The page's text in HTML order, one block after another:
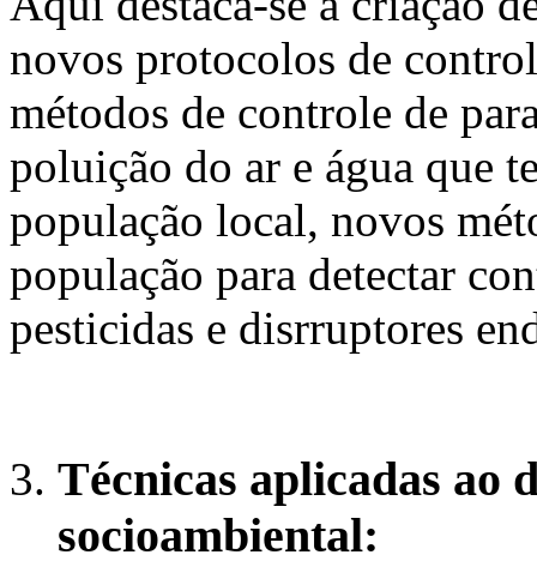
novos protocolos de
métodos de controle de
poluição do ar e água que
população local, novos
população para detectar
pesticidas e disrruptores
Técnicas aplicadas ao
socioambiental: